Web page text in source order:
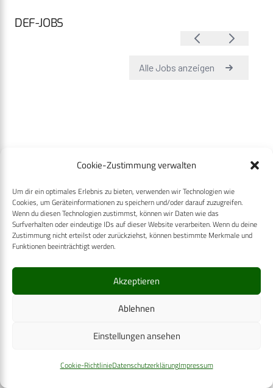
Cookie-Zustimmung verwalten
Um dir ein optimales Erlebnis zu bieten, verwenden wir Technologien wie
Cookies, um Geräteinformationen zu speichern und/oder darauf zuzugreifen.
Wenn du diesen Technologien zustimmst, können wir Daten wie das
Surfverhalten oder eindeutige IDs auf dieser Website verarbeiten. Wenn du deine
Zustimmung nicht erteilst oder zurückziehst, können bestimmte Merkmale und
Funktionen beeinträchtigt werden.
Akzeptieren
Ablehnen
Einstellungen ansehen
Cookie-RichtlinieDatenschutzerklärungImpressum
DEF-JOBS
Ähnliche Posts
im In- und Ausland